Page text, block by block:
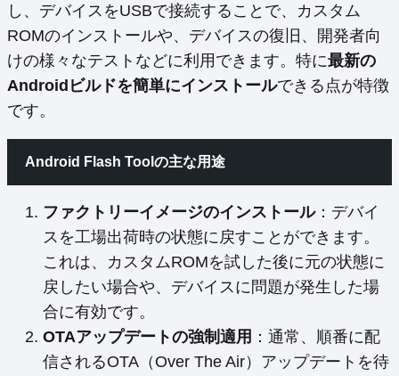
し、デバイスをUSBで接続することで、カスタム
ROMのインストールや、デバイスの復旧、開発者向
けの様々なテストなどに利用できます。特に最新の
Androidビルドを簡単にインストールできる点が特徴
です。
Android Flash Toolの主な用途
ファクトリーイメージのインストール：デバイ
スを工場出荷時の状態に戻すことができます。
これは、カスタムROMを試した後に元の状態に
戻したい場合や、デバイスに問題が発生した場
合に有効です。
OTAアップデートの強制適用 ：通常、順番に配
信されるOTA（Over The Air）アップデートを待